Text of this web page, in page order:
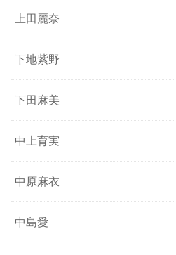
上田麗奈
下地紫野
下田麻美
中上育実
中原麻衣
中島愛